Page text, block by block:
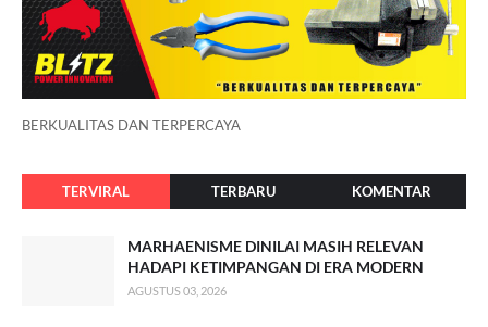
BERKUALITAS DAN TERPERCAYA
TERVIRAL TERBARU KOMENTAR
MARHAENISME DINILAI MASIH RELEVAN
HADAPI KETIMPANGAN DI ERA MODERN
AGUSTUS 03, 2026